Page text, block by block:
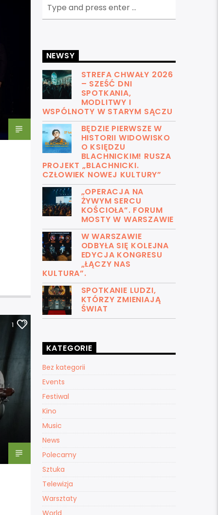
1
NEWSY
STREFA CHWAŁY 2026
– SZEŚĆ DNI
SPOTKANIA,
MODLITWY I
WSPÓLNOTY W STARYM SĄCZU
BĘDZIE PIERWSZE W
HISTORII WIDOWISKO
O KSIĘDZU
BLACHNICKIM! RUSZA
PROJEKT „BLACHNICKI.
CZŁOWIEK NOWEJ KULTURY”
„OPERACJA NA
ŻYWYM SERCU
KOŚCIOŁA”. FORUM
MOSTY W WARSZAWIE
W WARSZAWIE
ODBYŁA SIĘ KOLEJNA
EDYCJA KONGRESU
„ŁĄCZY NAS
KULTURA”.
SPOTKANIE LUDZI,
KTÓRZY ZMIENIAJĄ
ŚWIAT
KATEGORIE
Bez kategorii
Events
Festiwal
Kino
Music
News
Polecamy
Sztuka
Telewizja
Warsztaty
World